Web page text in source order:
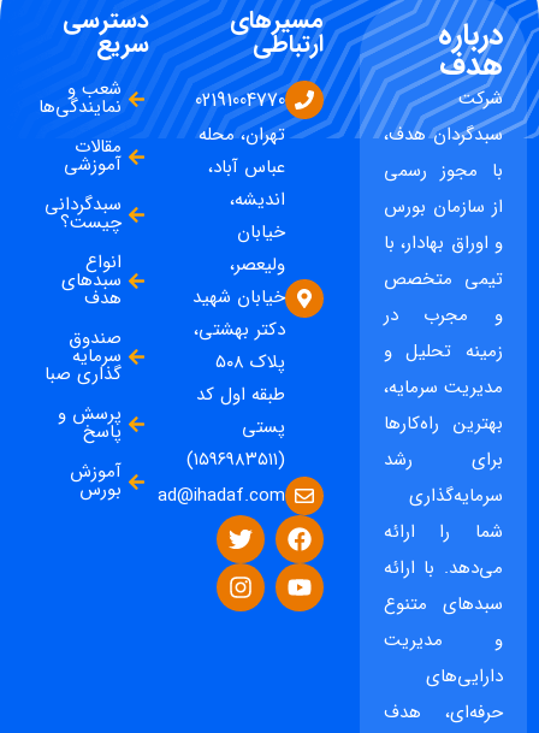
درباره
هدف
شرکت
سبدگردان هدف،
با مجوز رسمی
از سازمان بورس
و اوراق بهادار، با
تیمی متخصص
و مجرب در
زمینه تحلیل و
مدیریت سرمایه،
بهترین راه‌کارها
برای رشد
سرمایه‌گذاری
شما را ارائه
می‌دهد. با ارائه
سبدهای متنوع
و مدیریت
دارایی‌های
حرفه‌ای، هدف
مسیرهای
ارتباطی
02191004770
تهران، محله
عباس آباد،
اندیشه،
خیابان
ولیعصر،
خیابان شهید
دکتر بهشتی،
پلاک ۵۰۸
طبقه اول کد
پستی
(۱۵۹۶۹۸۳۵۱۱)
ad@ihadaf.com
دسترسی
سریع
شعب و
نمایندگی‌ها
مقالات
آموزشی
سبدگردانی
چیست؟
انواع
سبدهای
هدف
صندوق
سرمایه
گذاری صبا
پرسش و
پاسخ
آموزش
بورس